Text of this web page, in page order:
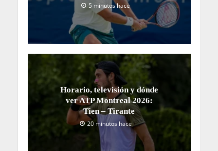
5 minutos hace
Horario, televisión y dónde
ver ATP Montreal 2026:
Tien – Tirante
20 minutos hace